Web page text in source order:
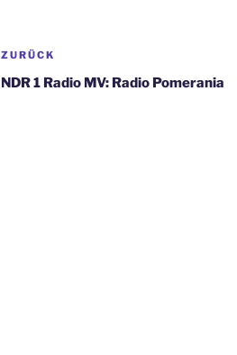
Beitragsnavigation
Vorheriger
Beitrag
ZURÜCK
NDR 1 Radio MV: Radio Pomerania